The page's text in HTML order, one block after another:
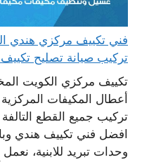
تركيب صيانة تصليح
تكييف مركزي الكويت
أعطال المكيفات
تركيب جميع القطع
افضل فني تكييف هندي
وحدات تبريد للابنية،